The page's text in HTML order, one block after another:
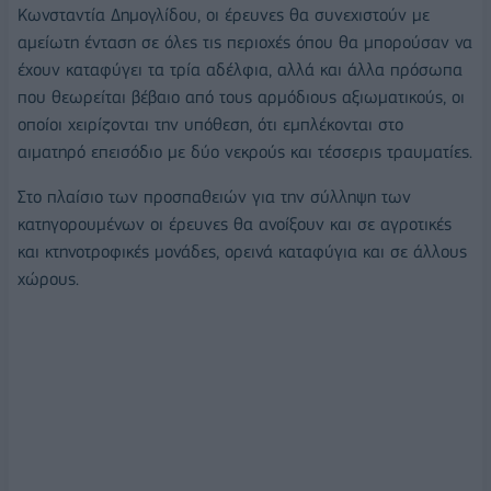
Κωνσταντία Δημογλίδου, οι έρευνες θα συνεχιστούν με
αμείωτη ένταση σε όλες τις περιοχές όπου θα μπορούσαν να
έχουν καταφύγει τα τρία αδέλφια, αλλά και άλλα πρόσωπα
που θεωρείται βέβαιο από τους αρμόδιους αξιωματικούς, οι
οποίοι χειρίζονται την υπόθεση, ότι εμπλέκονται στο
αιματηρό επεισόδιο με δύο νεκρούς και τέσσερις τραυματίες.
Στο πλαίσιο των προσπαθειών για την σύλληψη των
κατηγορουμένων οι έρευνες θα ανοίξουν και σε αγροτικές
και κτηνοτροφικές μονάδες, ορεινά καταφύγια και σε άλλους
χώρους.